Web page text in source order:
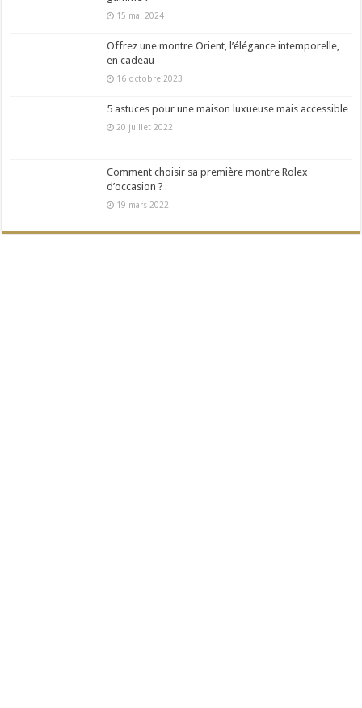
15 mai 2024
Offrez une montre Orient, l’élégance intemporelle,
en cadeau
16 octobre 2023
5 astuces pour une maison luxueuse mais accessible
20 juillet 2022
Comment choisir sa première montre Rolex
d’occasion ?
19 mars 2022